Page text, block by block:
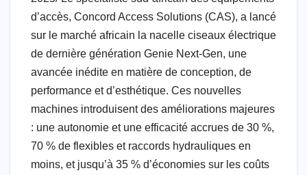
d’accès, Concord Access Solutions (CAS), a lancé
sur le marché africain la nacelle ciseaux électrique
de dernière génération Genie Next-Gen, une
avancée inédite en matière de conception, de
performance et d’esthétique. Ces nouvelles
machines introduisent des améliorations majeures
: une autonomie et une efficacité accrues de 30 %,
70 % de flexibles et raccords hydrauliques en
moins, et jusqu’à 35 % d’économies sur les coûts